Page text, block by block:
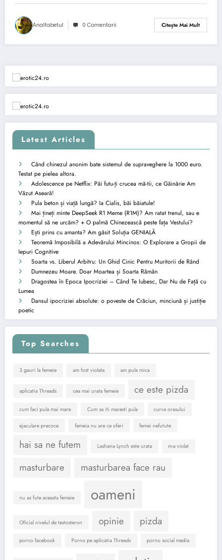
Analfabetul 0 Comentarii Citește Mai Mult
Latest Articles
Când chinezul anonim bate sistemul de supraveghere la 1000 euro.
Testat pe pielea altora.
Adolescence pe Netflix: Păi futu-ți crucea mă-tii, ce Găinărie Am
Văzut Aseară!
Pula beton și viață lungă? Ia Cialis, băi băiatule!
Mai țineți minte DeepSeek R1 Meme (R1M)? Am ratat trenul, sau e
momentul să ne urcăm? + O palmă Chinezească peste fața Vestului?
Ești prins cu amanta? Am găsit Soluția GENIALĂ
Teoremă Imposibilă a Adevărului Mincinos: O Explorare a Gropii de
Iepuri Cognitive
Soarta vs. Liberul Arbitru: Un Ghid Cinic Pentru Muritorii de Rând
Dumnezeu Moare. Doar Moartea și Soarta Rămân
Dragostea în Epoca Ipocriziei – Când Te Iubesc, Dar Nu de Față cu
Lumea
Dansul ipocriziei absolute: o poveste de Crăciun, minciună și justiție
poetic
Top Searches
3 gauri la femeie am fost violata am pula mica
aplicatia Threads cea mai urata femeie ce este pizda
cum faci pula mai mare Cum sa iti maresti pula curva orasului
ejaculare precoce femeia nu are ce oferi femei nefutute
hai sa ne futem Lashana Lynch este urata m-a violat
masturbare masturbarea face rau
nu as fute aceasta femeie oameni
Oficial nivelul de testosteron opinie pizda
porno facebook Porno pe aplicatia Threads porno social media